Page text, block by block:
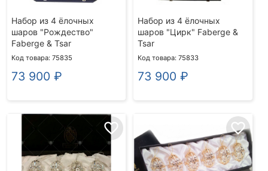
Набор из 4 ёлочных
шаров "Рождество"
Faberge & Tsar
Код товара: 75835
73 900 ₽
Набор из 4 ёлочных
шаров "Цирк" Faberge &
Tsar
Код товара: 75833
73 900 ₽
favorite_border favorite_border